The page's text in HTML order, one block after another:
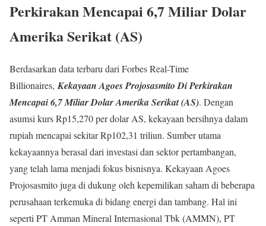
Perkirakan Mencapai 6,7 Miliar Dolar
Amerika Serikat (AS)
Berdasarkan data terbaru dari Forbes Real-Time
Billionaires,Kekayaan Agoes Projosasmito Di Perkirakan
Mencapai 6,7 Miliar Dolar Amerika Serikat (AS). Dengan
asumsi kurs Rp15,270 per dolar AS, kekayaan bersihnya dalam
rupiah mencapai sekitar Rp102,31 triliun. Sumber utama
kekayaannya berasal dari investasi dan sektor pertambangan,
yang telah lama menjadi fokus bisnisnya. Kekayaan Agoes
Projosasmito juga di dukung oleh kepemilikan saham di beberapa
perusahaan terkemuka di bidang energi dan tambang. Hal ini
seperti PT Amman Mineral Internasional Tbk (AMMN), PT